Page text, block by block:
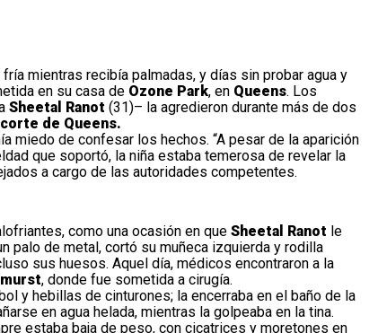
mientras recibía palmadas, y días sin probar agua y
en su casa de Ozone Park, en Queens. Los
Sheetal Ranot (31)– la agredieron durante más de dos
corte de Queens.
miedo de confesar los hechos. “A pesar de la aparición
que soportó, la niña estaba temerosa de revelar la
a cargo de las autoridades competentes.
como una ocasión en que Sheetal Ranot le
palo de metal, cortó su muñeca izquierda y rodilla
sus huesos. Aquel día, médicos encontraron a la
, donde fue sometida a cirugía.
y hebillas de cinturones; la encerraba en el baño de la
en agua helada, mientras la golpeaba en la tina.
estaba baja de peso, con cicatrices y moretones en